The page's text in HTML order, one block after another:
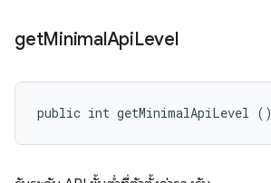
getMinimalApiLevel
public int getMinimalApiLevel ()